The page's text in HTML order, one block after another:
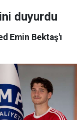
duyurdu
Emin Bektaş'ı